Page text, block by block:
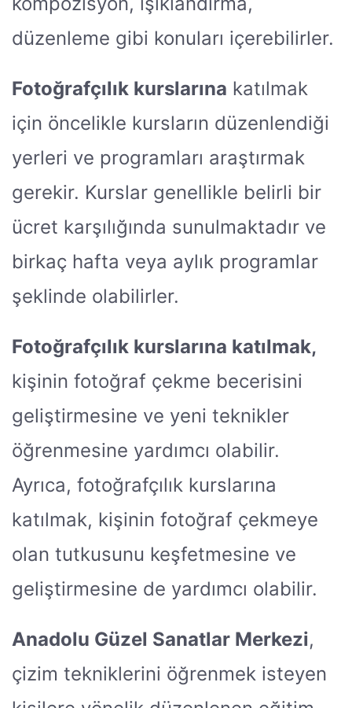
düzenleme gibi konuları içerebilirler.
Fotoğrafçılık kurslarına katılmak
için öncelikle kursların düzenlendiği
yerleri ve programları araştırmak
gerekir. Kurslar genellikle belirli bir
ücret karşılığında sunulmaktadır ve
birkaç hafta veya aylık programlar
şeklinde olabilirler.
Fotoğrafçılık kurslarına katılmak,
kişinin fotoğraf çekme becerisini
geliştirmesine ve yeni teknikler
öğrenmesine yardımcı olabilir.
Ayrıca, fotoğrafçılık kurslarına
katılmak, kişinin fotoğraf çekmeye
olan tutkusunu keşfetmesine ve
geliştirmesine de yardımcı olabilir.
Anadolu Güzel Sanatlar Merkezi,
çizim tekniklerini öğrenmek isteyen